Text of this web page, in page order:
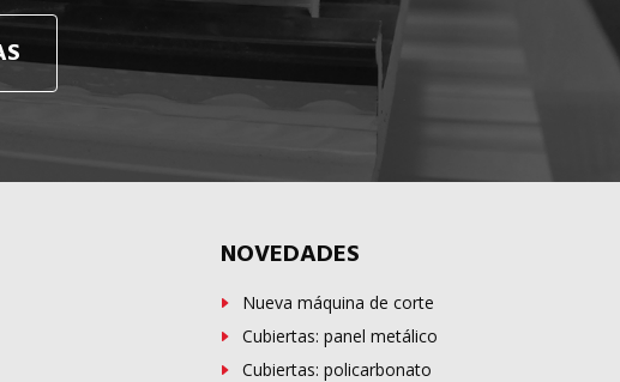
NOVEDADES
Nueva máquina de corte
Cubiertas: panel metálico
Cubiertas: policarbonato